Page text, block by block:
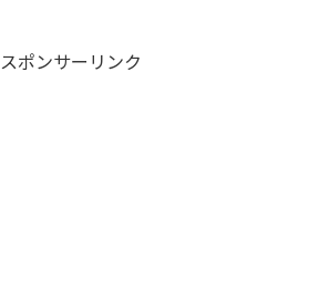
スポンサーリンク